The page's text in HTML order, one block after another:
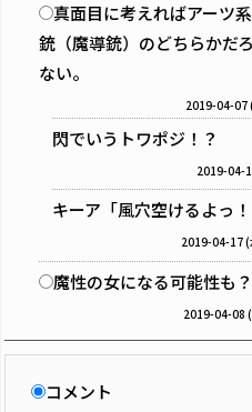
真面目に考えればアーツ
銃（魔導銃）のどちらかだ
ない。
2019-04-07
閃でいうトワポジ！？
2019-04-
キーア「風穴空けるよっ！
2019-04-17
魔性の女になる可能性も？
2019-04-08
コメント